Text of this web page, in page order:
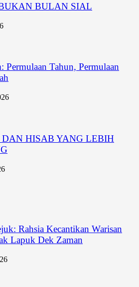
BULAN SIAL
Permulaan Tahun, Permulaan
HISAB YANG LEBIH
Rahsia Kecantikan Warisan
Lapuk Dek Zaman